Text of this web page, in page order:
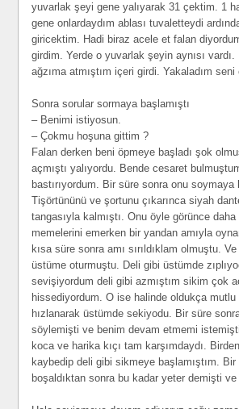
yuvarlak şeyi gene yalıyarak 31 çektim. 1
gene onlardaydım ablası tuvaletteydi
giricektim. Hadi biraz acele et falan
girdim. Yerde o yuvarlak şeyin aynısı vardı.
ağzıma atmıştım içeri girdi. Yakaladım seni
Sonra sorular sormaya başlamıştı
– Benimi istiyosun.
– Çokmu hoşuna gittim ?
Falan derken beni öpmeye başladı şok
açmıştı yalıyordu. Bende cesaret
bastırıyordum. Bir süre sonra onu soymaya
Tişörtününü ve şortunu çıkarınca siyah
tangasıyla kalmıştı. Onu öyle görünce
memelerini emerken bir yandan amıyla
kısa süre sonra amı sırıldıklam olmuştu. Ve
üstüme oturmuştu. Deli gibi üstümde
sevişiyordum deli gibi azmıştım sikim çok
hissediyordum. O ise halinde oldukça
hızlanarak üstümde sekiyodu. Bir süre
söylemişti ve benim devam etmemi
koca ve harika kıçı tam karşımdaydı.
kaybedip deli gibi sikmeye başlamıştım.
boşaldıktan sonra bu kadar yeter demişti